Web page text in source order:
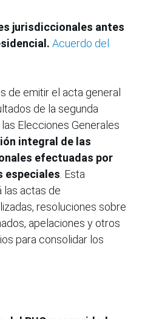
jurisdiccionales antes
Acuerdo del
de emitir el acta general
de la segunda
Elecciones Generales
integral de las
efectuadas por
especiales . Esta
las actas de
resoluciones sobre
apelaciones y otros
para consolidar los